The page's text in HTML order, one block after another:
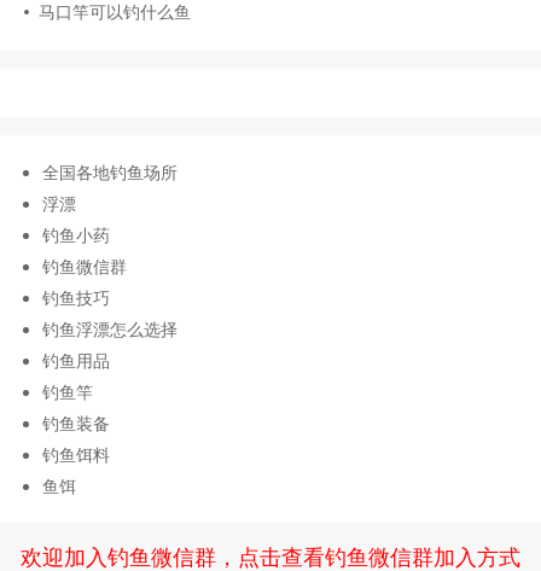
马口竿可以钓什么鱼
全国各地钓鱼场所
浮漂
钓鱼小药
钓鱼微信群
钓鱼技巧
钓鱼浮漂怎么选择
钓鱼用品
钓鱼竿
钓鱼装备
钓鱼饵料
鱼饵
欢迎加入钓鱼微信群，点击查看钓鱼微信群加入方式